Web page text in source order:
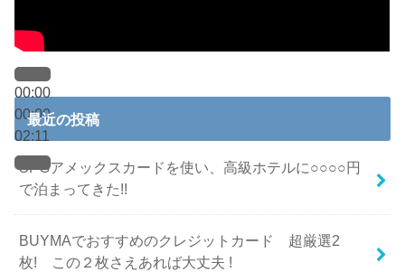
00:00
00:00
02:11
最近の投稿
SPGアメックスカードを使い、高級ホテルに○○○○円
で泊まってきた!!
BUYMAでおすすめのクレジットカード 超厳選2
枚! この２枚さえあれば大丈夫 !